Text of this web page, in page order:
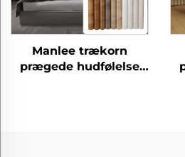
Manlee trækorn
prægede hudfølelse